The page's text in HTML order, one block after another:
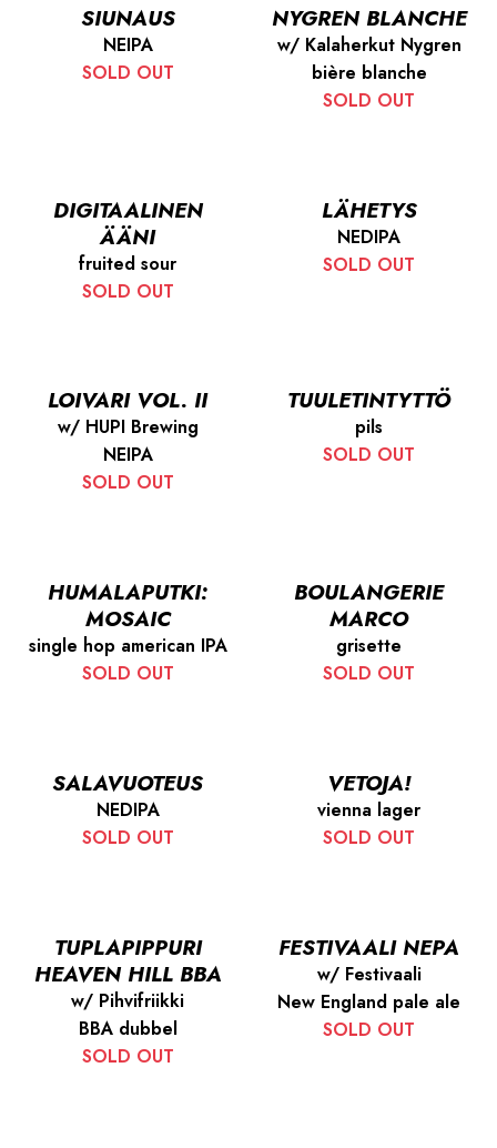
SIUNAUS
NEIPA
SOLD OUT
NYGREN BLANCHE
w/ Kalaherkut Nygren
bière blanche
SOLD OUT
DIGITAALINEN
ÄÄNI
fruited sour
SOLD OUT
LÄHETYS
NEDIPA
SOLD OUT
LOIVARI VOL. II
w/ HUPI Brewing
NEIPA
SOLD OUT
TUULETINTYTTÖ
pils
SOLD OUT
HUMALAPUTKI:
MOSAIC
single hop american IPA
SOLD OUT
BOULANGERIE
MARCO
grisette
SOLD OUT
SALAVUOTEUS
NEDIPA
SOLD OUT
VETOJA!
vienna lager
SOLD OUT
TUPLAPIPPURI
HEAVEN HILL BBA
w/ Pihvifriikki
BBA dubbel
SOLD OUT
FESTIVAALI NEPA
w/ Festivaali
New England pale ale
SOLD OUT